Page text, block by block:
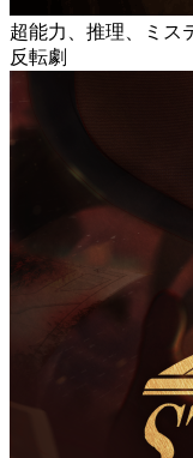
超能力、推理、ミス
反転劇